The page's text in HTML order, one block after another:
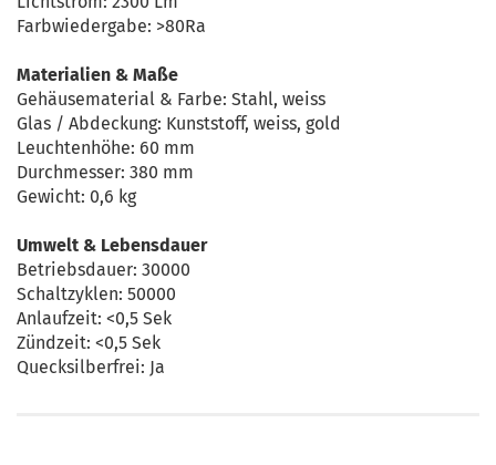
Farbwiedergabe: >80Ra
Materialien & Maße
Gehäusematerial & Farbe: Stahl, weiss
Glas / Abdeckung: Kunststoff, weiss, gold
Leuchtenhöhe: 60 mm
Durchmesser: 380 mm
Gewicht: 0,6 kg
Umwelt & Lebensdauer
Betriebsdauer: 30000
Schaltzyklen: 50000
Anlaufzeit: <0,5 Sek
Zündzeit: <0,5 Sek
Quecksilberfrei: Ja